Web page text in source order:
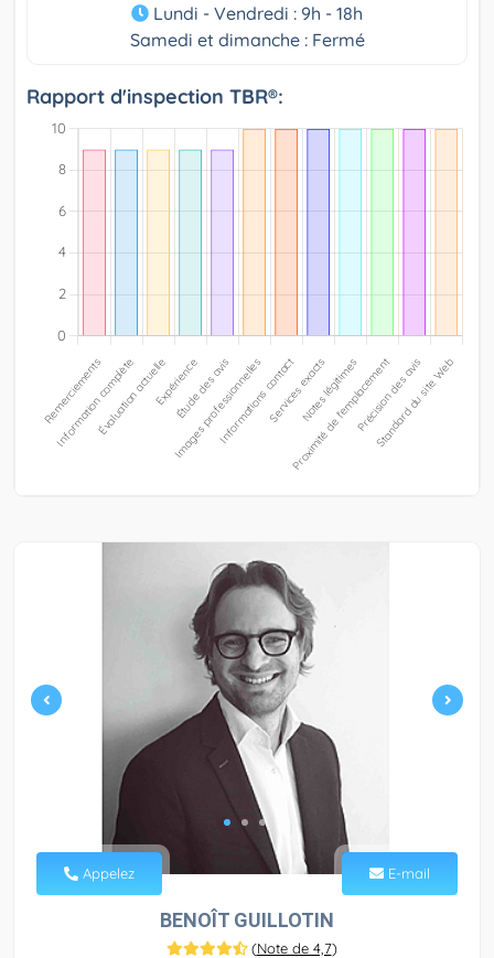
Lundi - Vendredi : 9h - 18h
Samedi et dimanche : Fermé
Rapport d'inspection TBR®:
Appelez E-mail
BENOÎT GUILLOTIN
(Note de 4,7)